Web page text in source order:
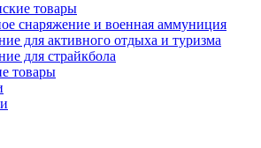
товары
снаряжение и военная аммуниция
для активного отдыха и туризма
для страйкбола
товары